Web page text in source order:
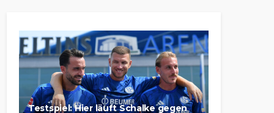
Testspiel: Hier läuft Schalke gegen